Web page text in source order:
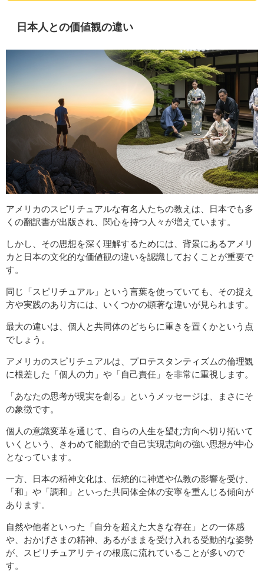
日本人との価値観の違い
アメリカのスピリチュアルな有名人たちの教えは、日本でも多
くの翻訳書が出版され、関心を持つ人々が増えています。
しかし、その思想を深く理解するためには、背景にあるアメリ
カと日本の文化的な価値観の違いを認識しておくことが重要で
す。
同じ「スピリチュアル」という言葉を使っていても、その捉え
方や実践のあり方には、いくつかの顕著な違いが見られます。
最大の違いは、個人と共同体のどちらに重きを置くかという点
でしょう。
アメリカのスピリチュアルは、プロテスタンティズムの倫理観
に根差した「個人の力」や「自己責任」を非常に重視します。
「あなたの思考が現実を創る」というメッセージは、まさにそ
の象徴です。
個人の意識変革を通じて、自らの人生を望む方向へ切り拓いて
いくという、きわめて能動的で自己実現志向の強い思想が中心
となっています。
一方、日本の精神文化は、伝統的に神道や仏教の影響を受け、
「和」や「調和」といった共同体全体の安寧を重んじる傾向が
あります。
自然や他者といった「自分を超えた大きな存在」との一体感
や、おかげさまの精神、あるがままを受け入れる受動的な姿勢
が、スピリチュアリティの根底に流れていることが多いので
す。